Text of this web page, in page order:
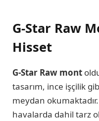
G-Star Raw
Hisset
G-Star Raw mont
tasarım, ince işçilik
meydan
havalarda dahil tarz